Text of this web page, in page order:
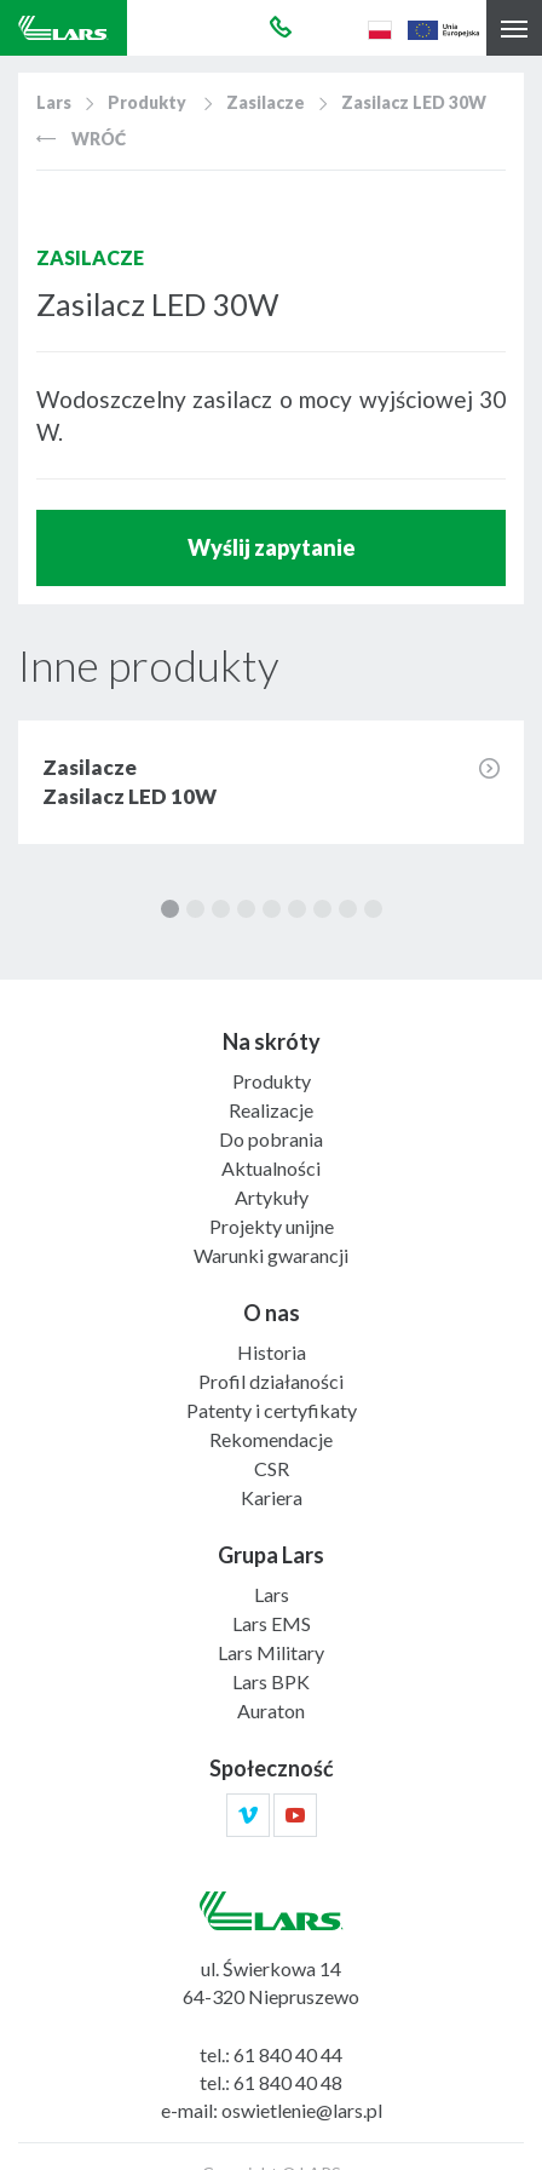
Lars Produkty Zasilacze
Zasilacz LED 30W
WRÓĆ
ZASILACZE
Zasilacz LED 30W
Wodoszczelny zasilacz o mocy wyjściowej 30
W.
Wyślij zapytanie
Inne produkty
Zasilacze
Zasilacz LED 10W
Na skróty
Produkty
Realizacje
Do pobrania
Aktualności
Artykuły
Projekty unijne
Warunki gwarancji
O nas
Historia
Profil działaności
Patenty i certyfikaty
Rekomendacje
CSR
Kariera
Grupa Lars
Lars
Lars EMS
Lars Military
Lars BPK
Auraton
Społeczność
ul. Świerkowa 14
64-320 Niepruszewo
tel.: 61 840 40 44
tel.: 61 840 40 48
e-mail: oswietlenie@lars.pl